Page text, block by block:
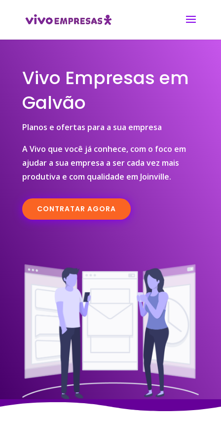
Vivo Empresas em
Galvão
Planos e ofertas para a sua empresa
A Vivo que você já conhece, com o foco em
ajudar a sua empresa a ser cada vez mais
produtiva e com qualidade em Joinville.
CONTRATAR AGORA